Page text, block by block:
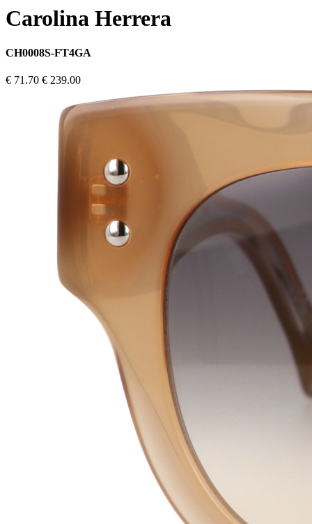
Carolina Herrera
CH0008S-FT4GA
€ 71.70 € 239.00